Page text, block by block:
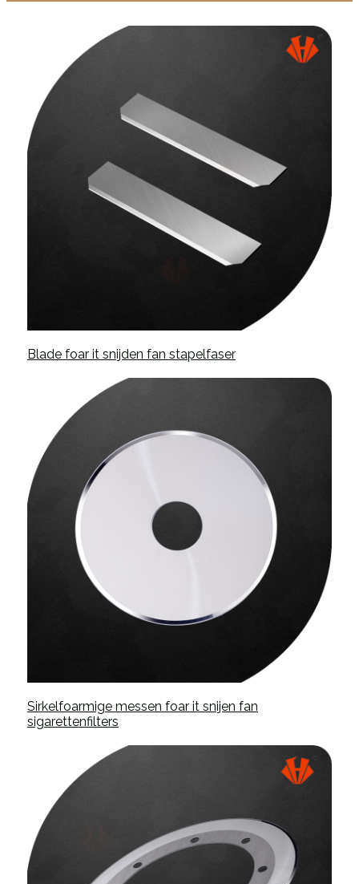
Blade foar it snijden fan stapelfaser
Sirkelfoarmige messen foar it snijen fan
sigarettenfilters